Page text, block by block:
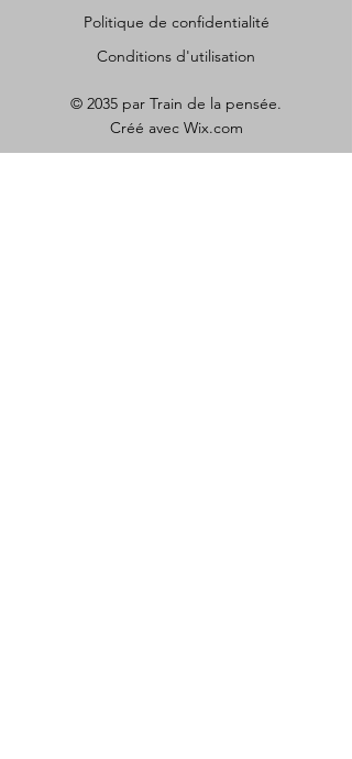
Politique de confidentialité
Conditions d'utilisation
© 2035 par Train de la pensée.
Créé avec Wix.com